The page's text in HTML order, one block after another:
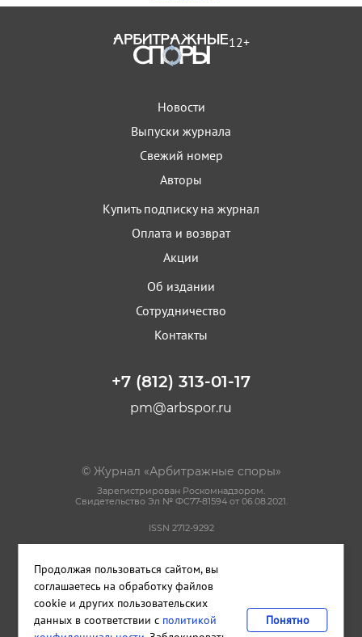
12+
Новости
Выпуски журнала
Свежий номер
Авторы
Купить подписку на журнал
Оплата и возврат
Акции
Об издании
Сотрудничество
Контакты
+7 (812) 313-01-17
pm@arbspor.ru
© Журнал «Арбитражные споры»
Зарегистрирован Роскомнадзором.
Свидетельство Эл № ФС77-81594 от 06.08.2021.
ISSN 2712-9292
Пользовательское соглашение
Правила использования материалов сайта
Сделано вCetera
Продолжая пользоваться сайтом, вы
соглашаетесь на обработку файлов
cookie и других пользовательских
данных в соответствии с политикой
Понятно